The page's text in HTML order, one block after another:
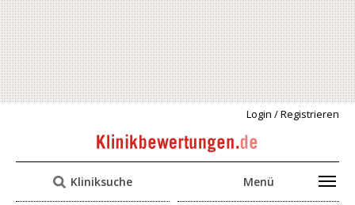
Login / Registrieren
Kliniksuche Menü